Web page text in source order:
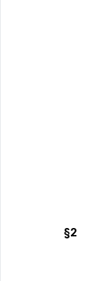
§2